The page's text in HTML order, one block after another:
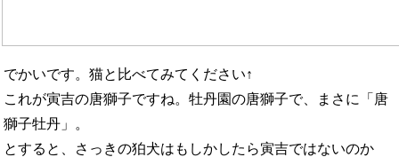
でかいです。猫と比べてみてください↑
これが寅吉の唐獅子ですね。牡丹園の唐獅子で、まさに「唐
獅子牡丹」。
とすると、さっきの狛犬はもしかしたら寅吉ではないのか